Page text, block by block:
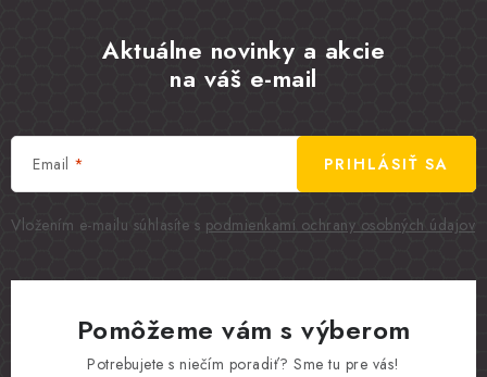
Aktuálne novinky a akcie
na váš e-mail
Email
Vložením e-mailu súhlasíte s podmienkami ochrany osobných údajov
PRIHLÁSIŤ SA
Pomôžeme vám s výberom
Potrebujete s niečím poradiť? Sme tu pre vás!